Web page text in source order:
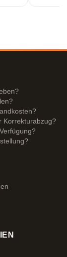
Korrekturabzug?